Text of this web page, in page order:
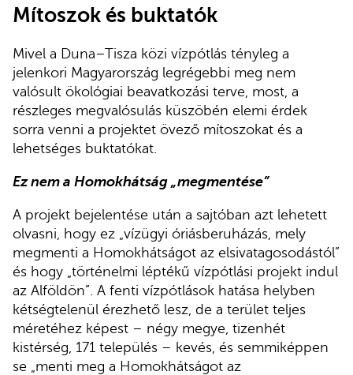
Mítoszok és buktatók
Mivel a Duna–Tisza közi vízpótlás tényleg a
jelenkori Magyarország legrégebbi meg nem
valósult ökológiai beavatkozási terve, most, a
részleges megvalósulás küszöbén elemi érdek
sorra venni a projektet övező mítoszokat és a
lehetséges buktatókat.
Ez nem a Homokhátság „megmentése”
A projekt bejelentése után a sajtóban azt lehetett
olvasni, hogy ez „vízügyi óriásberuházás, mely
megmenti a Homokhátságot az elsivatagosodástól”
és hogy „történelmi léptékű vízpótlási projekt indul
az Alföldön”. A fenti vízpótlások hatása helyben
kétségtelenül érezhető lesz, de a terület teljes
méretéhez képest – négy megye, tizenhét
kistérség, 171 település – kevés, és semmiképpen
se „menti meg a Homokhátságot az